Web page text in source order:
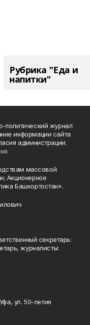
Рубрика "Еда и
напитки"
политический журнал
информации сайта
администрации.
массовой
Акционерное
Башкортостан».
секретарь:
журналисты:
ул. 50-летия